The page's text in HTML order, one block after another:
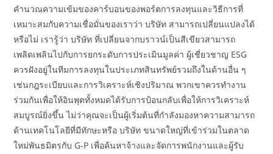
คำนวณความเข้มของคาร์บอนของพอร์ตการลงทุนและวิธีการที่
เหมาะสมกับความเชื่อมั่นของเราว่า บริษัท สามารถเปลี่ยนแปลงได้
หรือไม่ เรารู้ว่า บริษัท ที่เปลี่ยนจากบราวน์เป็นสีเขียวสามารถ
เพลิดเพลินไปกับการยกระดับการประเมินมูลค่า ผู้เชี่ยวชาญ ESG
ควรฝังอยู่ในทีมการลงทุนในประเภทสินทรัพย์รวมถึงในด้านอื่น ๆ
เช่นกฎระเบียบและการวิเคราะห์เชิงปริมาณ พวกเขาควรทำงาน
ร่วมกันเพื่อให้อินพุตทั้งหมดได้รับการป้อนกลับเพื่อให้การวิเคราะห์
สมบูรณ์ยิ่งขึ้น ไม่ว่าคุณจะเป็นผู้เริ่มต้นที่กำลังมองหาความสามารถ
ด้านเทคโนโลยีที่มีทักษะหรือ บริษัท ขนาดใหญ่ที่เข้าร่วมในตลาด
ใหม่พันธมิตรกับ G-P เพื่อค้นหาจ้างและจัดการพนักงานและผู้รับ